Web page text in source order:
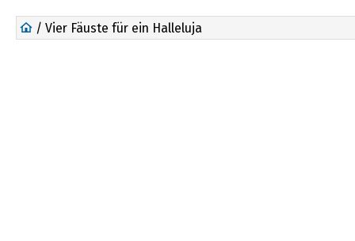
/ Vier Fäuste für ein Halleluja